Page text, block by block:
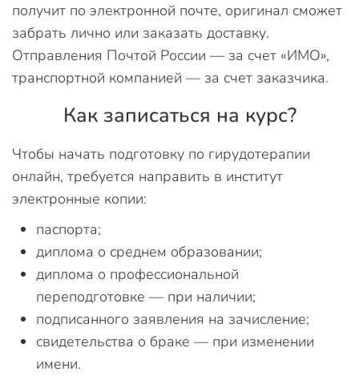
получит по электронной почте, оригинал сможет
забрать лично или заказать доставку.
Отправления Почтой России — за счет «ИМО»,
транспортной компанией — за счет заказчика.
Как записаться на курс?
Чтобы начать подготовку по гирудотерапии
онлайн, требуется направить в институт
электронные копии:
паспорта;
диплома о среднем образовании;
диплома о профессиональной
переподготовке — при наличии;
подписанного заявления на зачисление;
свидетельства о браке — при изменении
имени.